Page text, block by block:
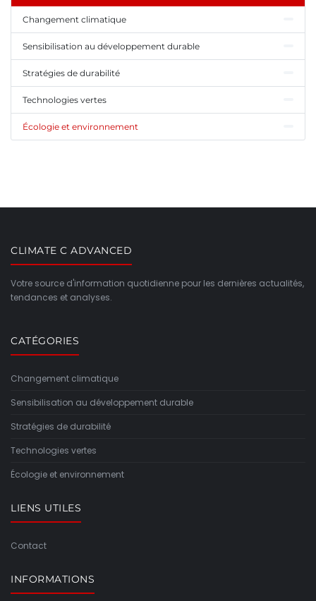
Changement climatique
Sensibilisation au développement durable
Stratégies de durabilité
Technologies vertes
Écologie et environnement
CLIMATE C ADVANCED
Votre source d'information quotidienne pour les dernières actualités,
tendances et analyses.
CATÉGORIES
Changement climatique
Sensibilisation au développement durable
Stratégies de durabilité
Technologies vertes
Écologie et environnement
LIENS UTILES
Contact
INFORMATIONS